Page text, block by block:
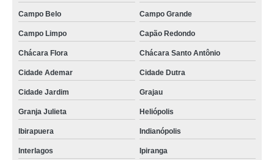
Campo Belo Campo Grande
Campo Limpo Capão Redondo
Chácara Flora Chácara Santo Antônio
Cidade Ademar Cidade Dutra
Cidade Jardim Grajau
Granja Julieta Heliópolis
Ibirapuera Indianópolis
Interlagos Ipiranga